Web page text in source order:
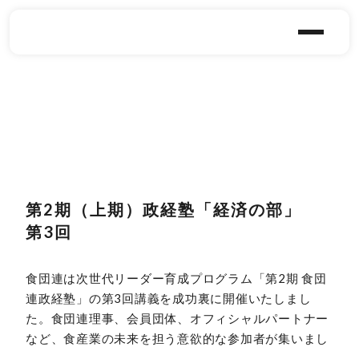
第2期（上期）政経塾「経済の部」
第3回
食団連は次世代リーダー育成プログラム「第2期 食団
連政経塾」の第3回講義を成功裏に開催いたしまし
た。食団連理事、会員団体、オフィシャルパートナー
など、食産業の未来を担う意欲的な参加者が集いまし